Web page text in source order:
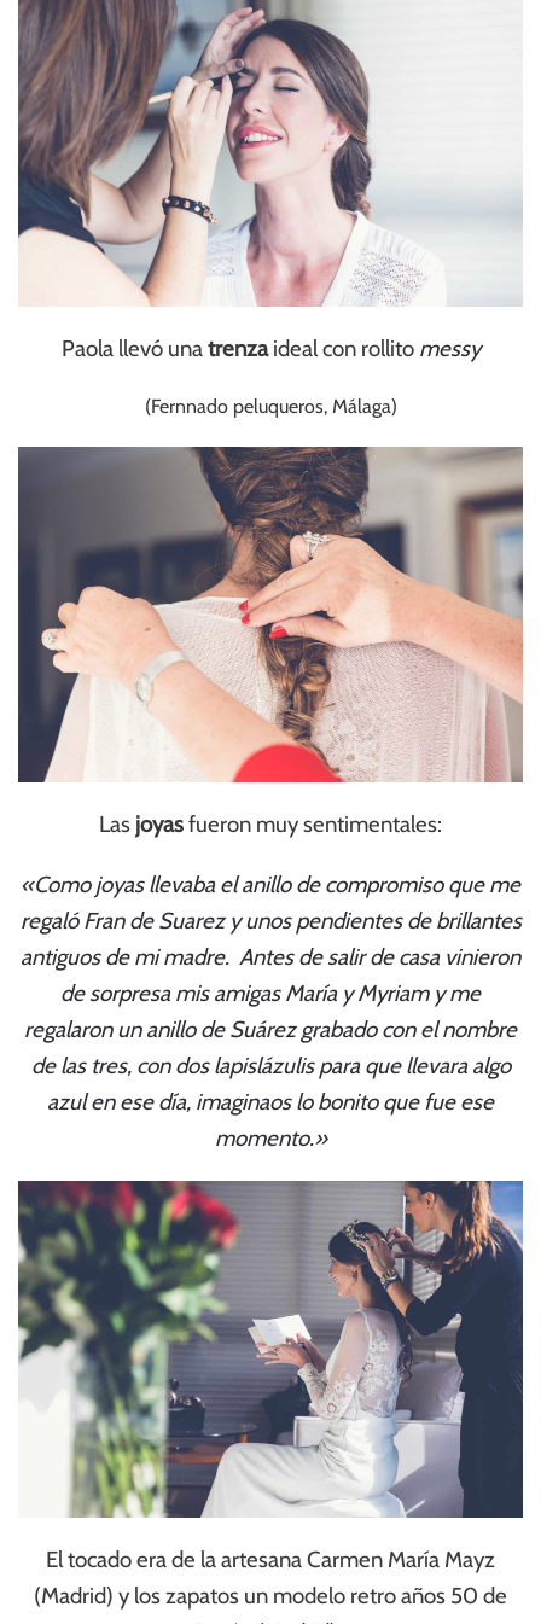
Paola llevó unatrenzaideal con rollito messy
(Fernnado peluqueros, Málaga)
Las joyasfueron muy sentimentales:
«Como joyas llevaba el anillo de compromiso que me
regaló Fran de Suarez y unos pendientes de brillantes
antiguos de mi madre. Antes de salir de casa vinieron
de sorpresa mis amigas María y Myriam y me
regalaron un anillo de Suárez grabado con el nombre
de las tres, con dos lapislázulis para que llevara algo
azul en ese día, imaginaos lo bonito que fue ese
momento.»
El tocado era de la artesana Carmen María Mayz
(Madrid) y los zapatos un modelo retro años 50 de